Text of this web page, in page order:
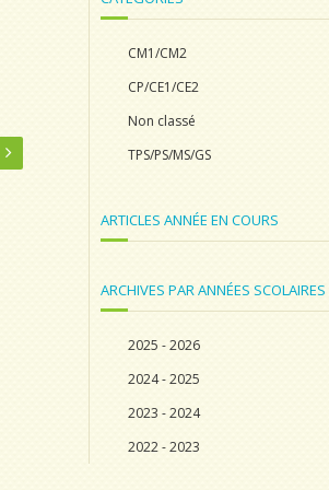
CM1/CM2
CP/CE1/CE2
Non classé
TPS/PS/MS/GS
ARTICLES ANNÉE EN COURS
ARCHIVES PAR ANNÉES SCOLAIRES
2025 - 2026
2024 - 2025
2023 - 2024
2022 - 2023